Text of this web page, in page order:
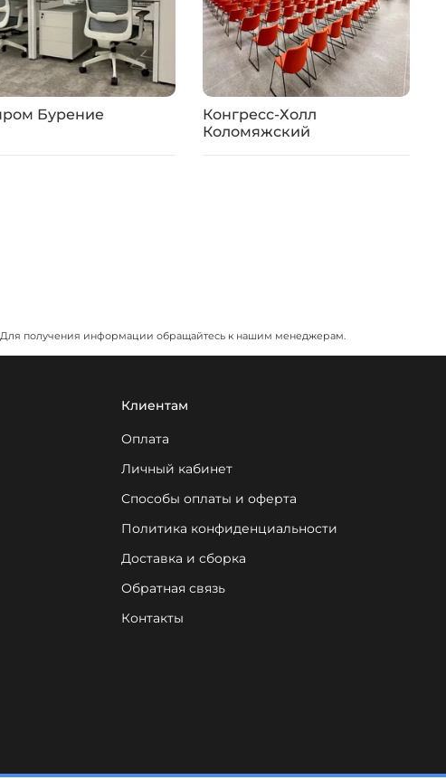
Бурение
Конгресс-Холл
Коломяжский
Для получения информации обращайтесь к нашим менеджерам.
Клиентам
Оплата
Личный кабинет
Способы оплаты и оферта
Политика конфиденциальности
Доставка и сборка
Обратная связь
Контакты